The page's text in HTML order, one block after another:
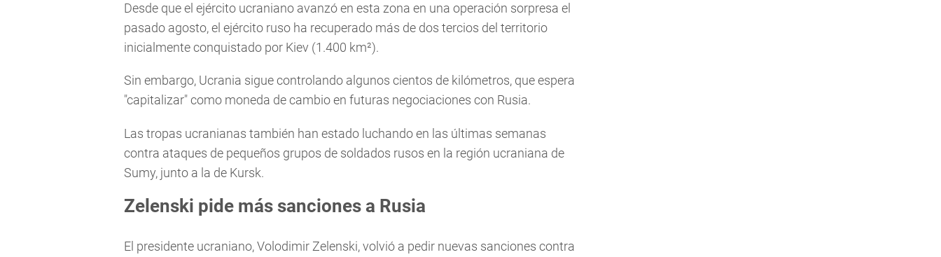
Desde que el ejército ucraniano avanzó en esta zona en una operación sorpresa el
pasado agosto, el ejército ruso ha recuperado más de dos tercios del territorio
inicialmente conquistado por Kiev (1.400 km²).
Sin embargo, Ucrania sigue controlando algunos cientos de kilómetros, que espera
"capitalizar" como moneda de cambio en futuras negociaciones con Rusia.
Las tropas ucranianas también han estado luchando en las últimas semanas
contra ataques de pequeños grupos de soldados rusos en la región ucraniana de
Sumy, junto a la de Kursk.
Zelenski pide más sanciones a Rusia
El presidente ucraniano, Volodimir Zelenski, volvió a pedir nuevas sanciones contra